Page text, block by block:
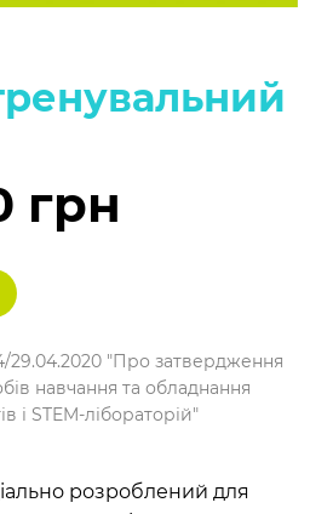
грн
29.04.2020 "Про затвердження
навчання та обладнання
і STEM-лібораторій"
розроблений для